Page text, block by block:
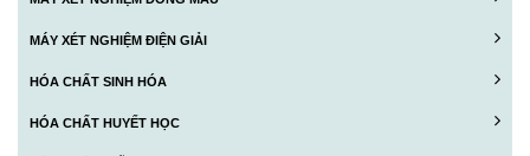
MÁY XÉT NGHIỆM ĐIỆN GIẢI
HÓA CHẤT SINH HÓA
HÓA CHẤT HUYẾT HỌC